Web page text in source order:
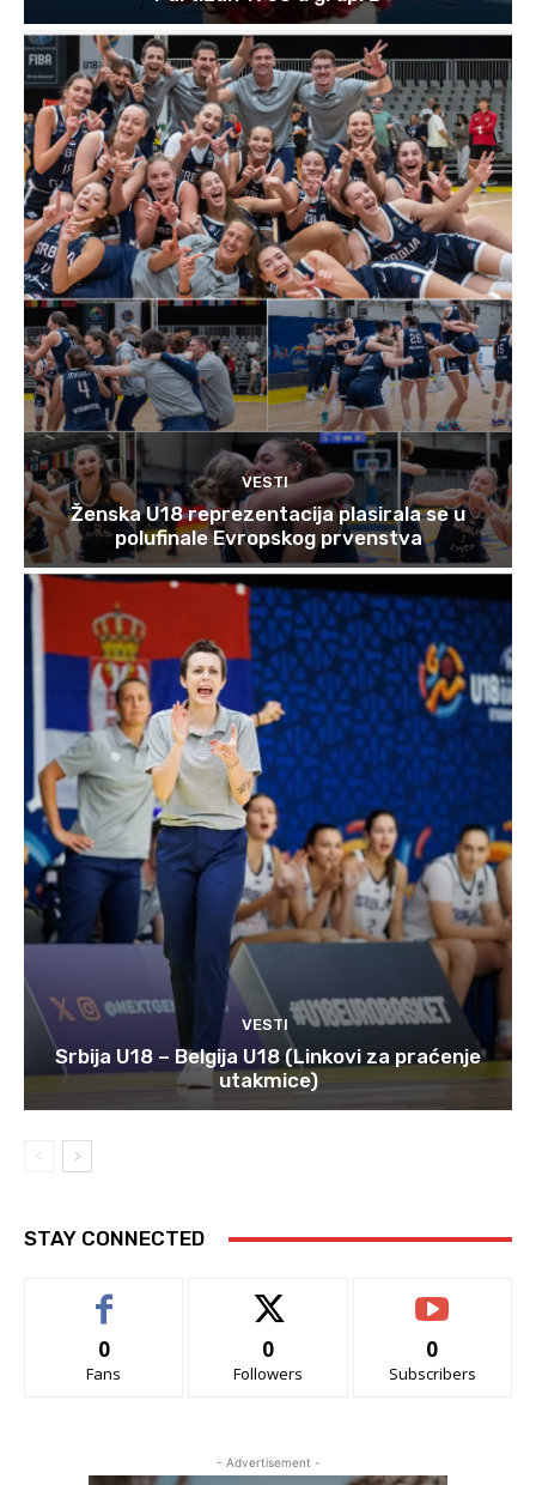
VESTI
Ženska U18 reprezentacija plasirala se u
polufinale Evropskog prvenstva
VESTI
Srbija U18 – Belgija U18 (Linkovi za praćenje
utakmice)
STAY CONNECTED
0
Fans
0
Followers
0
Subscribers
- Advertisement -